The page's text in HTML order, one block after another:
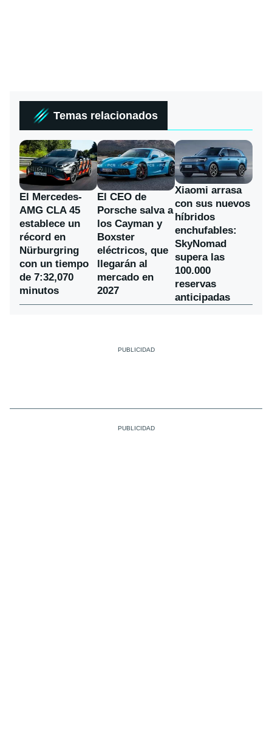
Temas relacionados
El Mercedes-
AMG CLA 45
establece un
récord en
Nürburgring
con un tiempo
de 7:32,070
minutos
El CEO de
Porsche salva a
los Cayman y
Boxster
eléctricos, que
llegarán al
mercado en
2027
Xiaomi arrasa
con sus nuevos
híbridos
enchufables:
SkyNomad
supera las
100.000
reservas
anticipadas